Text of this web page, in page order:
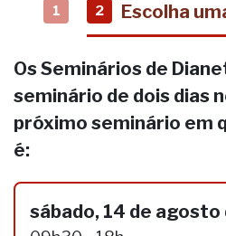
1 2 Escolha
Os Seminários de
seminário de dois dias
próximo seminário em
é:
sábado, 14 de